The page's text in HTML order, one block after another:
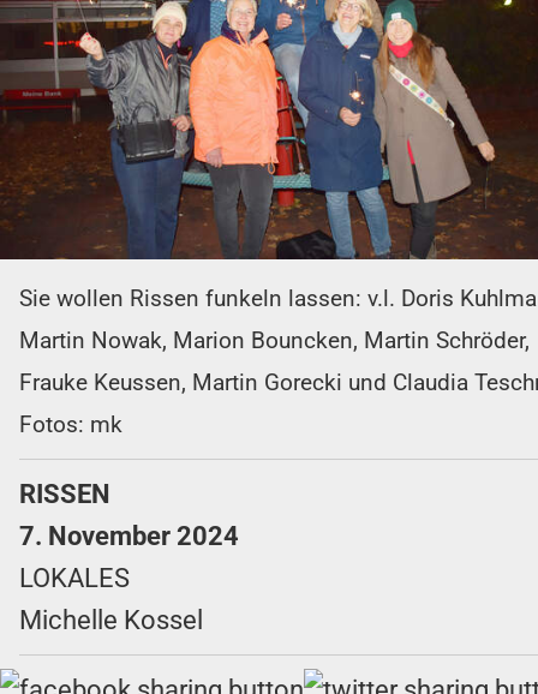
Sie wollen Rissen funkeln lassen: v.l. Doris
Martin Nowak, Marion Bouncken, Martin Schröder,
Frauke Keussen, Martin Gorecki und Claudia
Fotos: mk
RISSEN
7. November 2024
LOKALES
Michelle Kossel